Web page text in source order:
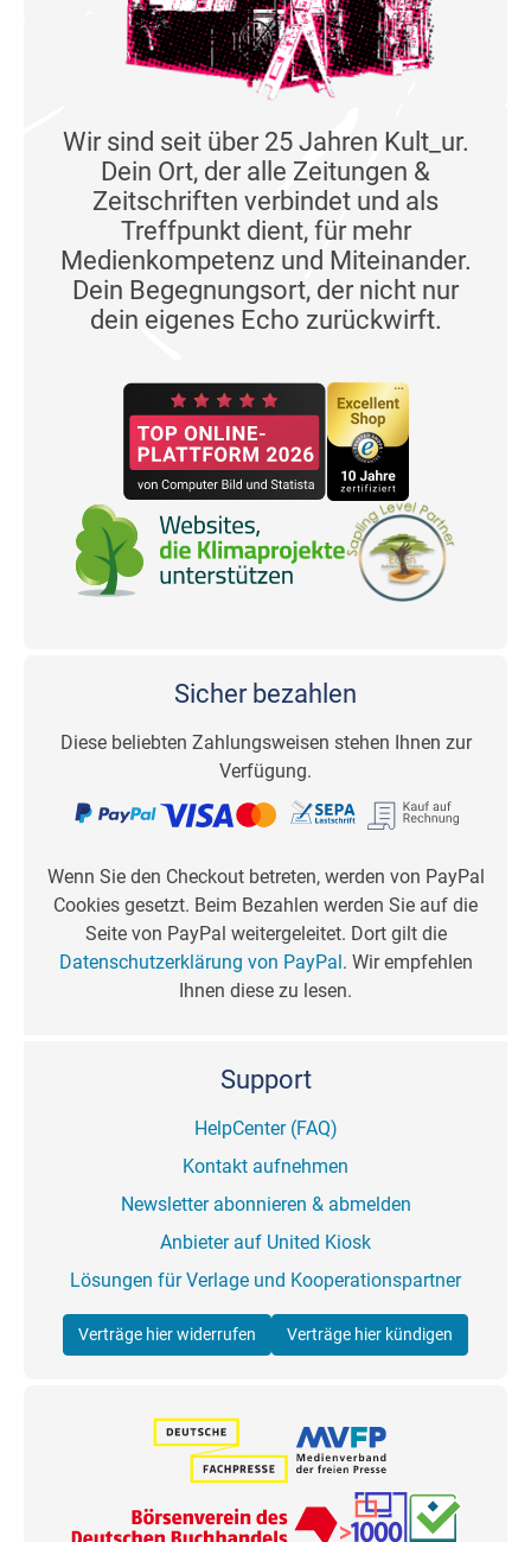
Wir sind seit über 25 Jahren Kult_ur.
Dein Ort, der alle Zeitungen &
Zeitschriften verbindet und als
Treffpunkt dient, für mehr
Medienkompetenz und Miteinander.
Dein Begegnungsort, der nicht nur
dein eigenes Echo zurückwirft.
Sicher bezahlen
Diese beliebten Zahlungsweisen stehen Ihnen zur
Verfügung.
Wenn Sie den Checkout betreten, werden von PayPal
Cookies gesetzt. Beim Bezahlen werden Sie auf die
Seite von PayPal weitergeleitet. Dort gilt die
Datenschutzerklärung von PayPal. Wir empfehlen
Ihnen diese zu lesen.
Support
HelpCenter (FAQ)
Kontakt aufnehmen
Newsletter abonnieren & abmelden
Anbieter auf United Kiosk
Lösungen für Verlage und Kooperationspartner
Verträge hier widerrufen Verträge hier kündigen